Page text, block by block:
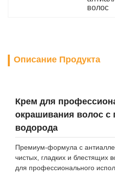
волос
Описание Продукта
Крем для
окрашивания волос с
водорода
Премиум-формула с
чистых, гладких и блестящих
для профессионального